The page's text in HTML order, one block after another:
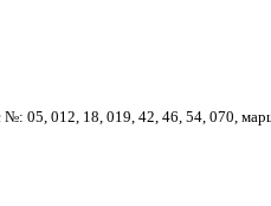
05, 012, 18, 019, 42, 46, 54, 070,